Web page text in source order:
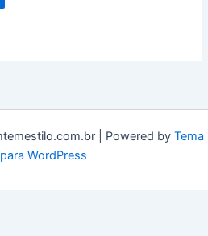
| Powered by Tema
WordPress